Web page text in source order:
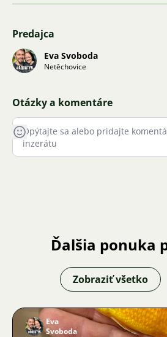
Predajca
Eva Svoboda
Netěchovice
Otázky a komentáre
Ďalšia ponuka
Zobraziť všetko
Eva
Svoboda